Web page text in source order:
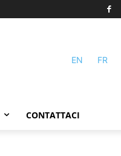
EN FR
CONTATTACI